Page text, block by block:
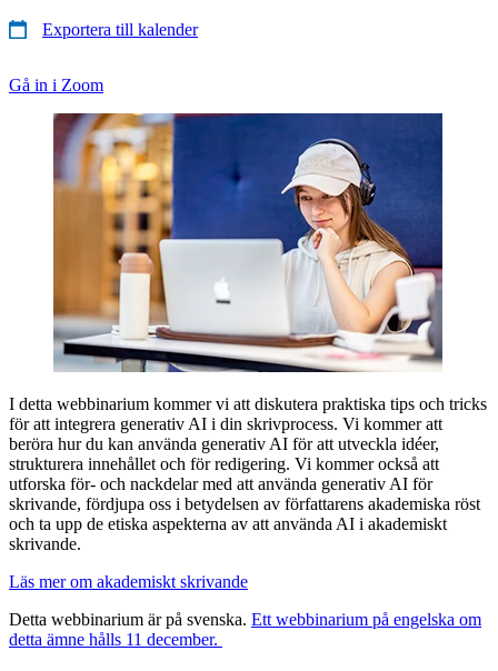
Exportera till kalender
Gå in i Zoom
I detta webbinarium kommer vi att diskutera praktiska tips och tricks
för att integrera generativ AI i din skrivprocess. Vi kommer att
beröra hur du kan använda generativ AI för att utveckla idéer,
strukturera innehållet och för redigering. Vi kommer också att
utforska för- och nackdelar med att använda generativ AI för
skrivande, fördjupa oss i betydelsen av författarens akademiska röst
och ta upp de etiska aspekterna av att använda AI i akademiskt
skrivande.
Läs mer om akademiskt skrivande
Detta webbinarium är på svenska. Ett webbinarium på engelska om
detta ämne hålls 11 december.